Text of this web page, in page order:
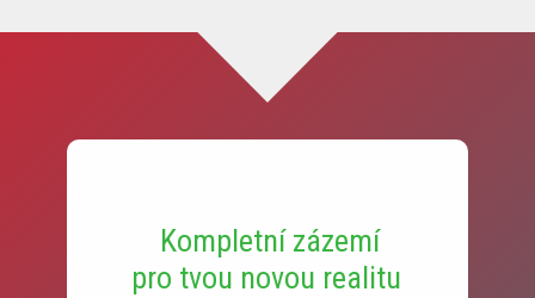
Kompletní zázemí
pro tvou novou realitu